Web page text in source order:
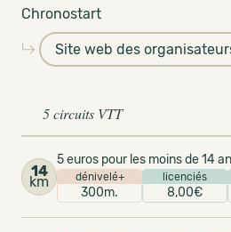
Chronostart
Site web des
5 circuits VTT
14
km
5 euros pour les moins de 14
dénivelé+
300m.
licenciés
8,00€